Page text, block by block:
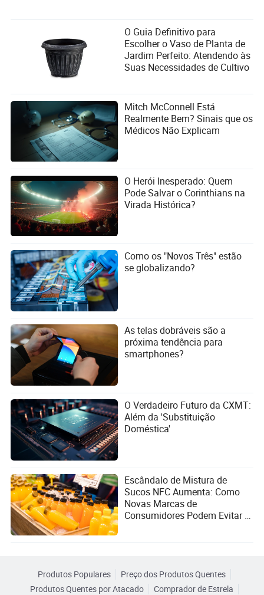
O Guia Definitivo para
Escolher o Vaso de Planta de
Jardim Perfeito: Atendendo às
Suas Necessidades de Cultivo
Mitch McConnell Está
Realmente Bem? Sinais que os
Médicos Não Explicam
O Herói Inesperado: Quem
Pode Salvar o Corinthians na
Virada Histórica?
Como os "Novos Três" estão
se globalizando?
As telas dobráveis são a
próxima tendência para
smartphones?
O Verdadeiro Futuro da CXMT:
Além da 'Substituição
Doméstica'
Escândalo de Mistura de
Sucos NFC Aumenta: Como
Novas Marcas de
Consumidores Podem Evitar a
Conceitual?
Produtos Populares
Preço dos Produtos Quentes
Produtos Quentes por Atacado
Comprador de Estrela